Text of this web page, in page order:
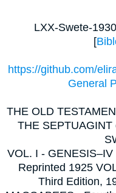
LXX-Swete-
[
https://github.com/
General
THE OLD
THE
VOL. I -
Reprinted 1925
Third Edition,